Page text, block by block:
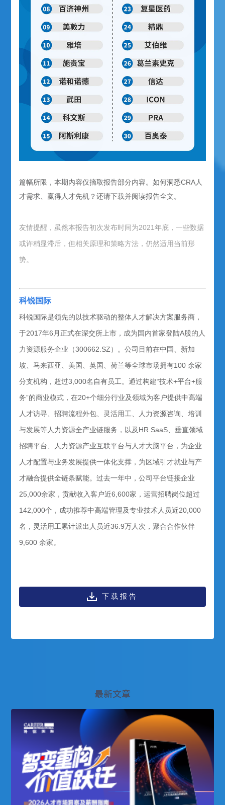
篇幅所限，本期内容仅摘取报告部分内容。如何洞悉CRA人
才需求、赢得人才先机？还请下载并阅读报告全文。
友情提醒，虽然本报告初次发布时间为2021年底，一些数据
或许稍显滞后，但相关原理和策略方法，仍然适用当前形
势。
科锐国际
科锐国际是领先的以技术驱动的整体人才解决方案服务商，
于2017年6月正式在深交所上市，成为国内首家登陆A股的人
力资源服务企业（300662.SZ）。公司目前在中国、新加
坡、马来西亚、美国、英国、荷兰等全球市场拥有100 余家
分支机构，超过3,000名自有员工。通过构建“技术+平台+服
务”的商业模式，在20+个细分行业及领域为客户提供中高端
人才访寻、招聘流程外包、灵活用工、人力资源咨询、培训
与发展等人力资源全产业链服务，以及HR SaaS、垂直领域
招聘平台、人力资源产业互联平台与人才大脑平台，为企业
人才配置与业务发展提供一体化支撑，为区域引才就业与产
才融合提供全链条赋能。过去一年中，公司平台链接企业
25,000余家，贡献收入客户近6,600家，运营招聘岗位超过
142,000个，成功推荐中高端管理及专业技术人员近20,000
名，灵活用工累计派出人员近36.9万人次，聚合合作伙伴
9,600 余家。
下载报告
最新文章